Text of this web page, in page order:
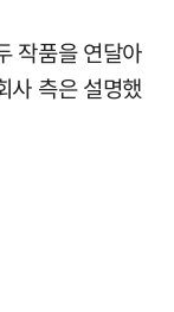
작품을 연달아
사 측은 설명했